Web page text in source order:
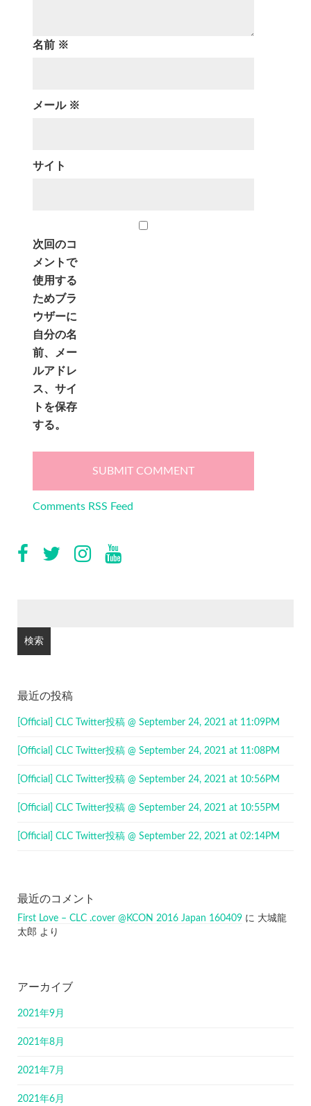
名前 ※
メール ※
サイト
次回のコ
メントで
使用する
ためブラ
ウザーに
自分の名
前、メー
ルアドレ
ス、サイ
トを保存
する。
Comments RSS Feed
最近の投稿
[Official] CLC Twitter投稿 @ September 24, 2021 at 11:09PM
[Official] CLC Twitter投稿 @ September 24, 2021 at 11:08PM
[Official] CLC Twitter投稿 @ September 24, 2021 at 10:56PM
[Official] CLC Twitter投稿 @ September 24, 2021 at 10:55PM
[Official] CLC Twitter投稿 @ September 22, 2021 at 02:14PM
最近のコメント
First Love – CLC .cover @KCON 2016 Japan 160409 に 大城龍
太郎 より
アーカイブ
2021年9月
2021年8月
2021年7月
2021年6月